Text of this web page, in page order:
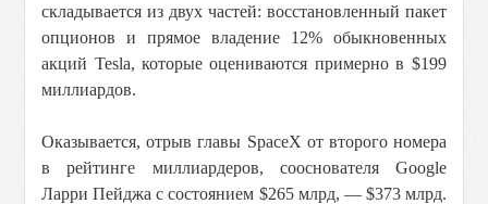
складывается из двух частей: восстановленный пакет
опционов и прямое владение 12% обыкновенных
акций Tesla, которые оцениваются примерно в $199
миллиардов.
Оказывается, отрыв главы SpaceX от второго номера
в рейтинге миллиардеров, сооснователя Google
Ларри Пейджа с состоянием $265 млрд, — $373 млрд.